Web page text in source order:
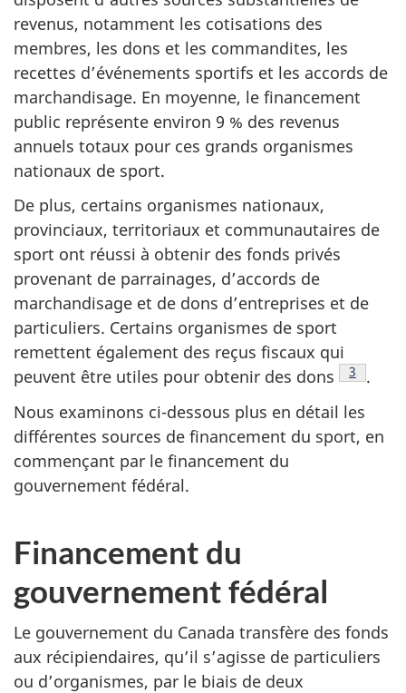
revenus, notamment les cotisations des
membres, les dons et les commandites, les
recettes d’événements sportifs et les accords de
marchandisage. En moyenne, le financement
public représente environ 9 % des revenus
annuels totaux pour ces grands organismes
nationaux de sport.
De plus, certains organismes nationaux,
provinciaux, territoriaux et communautaires de
sport ont réussi à obtenir des fonds privés
provenant de parrainages, d’accords de
marchandisage et de dons d’entreprises et de
particuliers. Certains organismes de sport
remettent également des reçus fiscaux qui
peuvent être utiles pour obtenir des dons
Note de
3
.
Nous examinons ci-dessous plus en détail les
différentes sources de financement du sport, en
commençant par le financement du
gouvernement fédéral.
Financement du
gouvernement fédéral
Le gouvernement du Canada transfère des fonds
aux récipiendaires, qu’il s’agisse de particuliers
ou d’organismes, par le biais de deux